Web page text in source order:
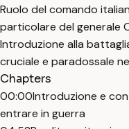
Ruolo del comando
particolare del generale
Introduzione alla
cruciale e paradossale
Chapters
00:00Introduzione e
entrare in guerra